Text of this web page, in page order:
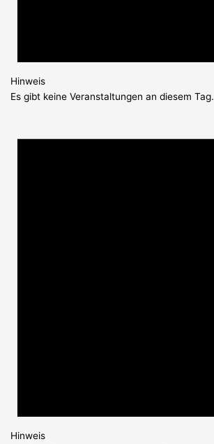
Hinweis
Es gibt keine Veranstaltungen an diesem Tag.
Hinweis